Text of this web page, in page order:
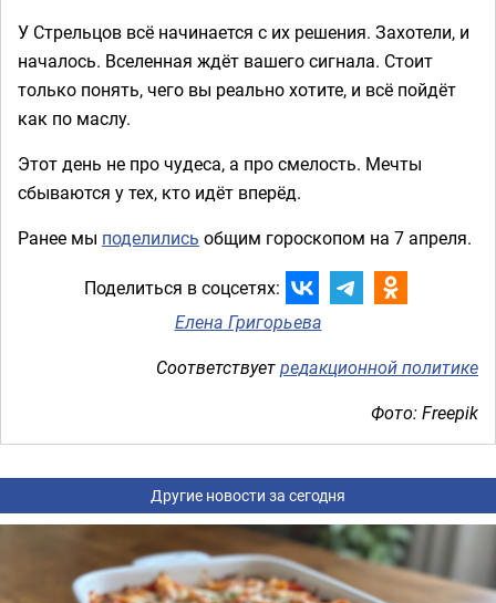
У Стрельцов всё начинается с их решения. Захотели, и
началось. Вселенная ждёт вашего сигнала. Стоит
только понять, чего вы реально хотите, и всё пойдёт
как по маслу.
Этот день не про чудеса, а про смелость. Мечты
сбываются у тех, кто идёт вперёд.
Ранее мы поделились общим гороскопом на 7 апреля.
Поделиться в соцсетях:
Елена Григорьева
Соответствуетредакционной политике
Фото: Freepik
Другие новости за сегодня